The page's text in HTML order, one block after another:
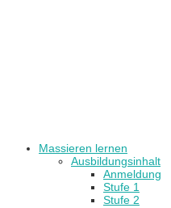
Massieren lernen
Ausbildungsinhalt
Anmeldung
Stufe 1
Stufe 2